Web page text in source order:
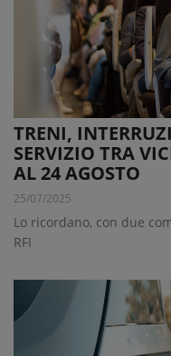
TRENI,
SERVIZIO TRA
AL 24 AGOSTO
25/07/2025
Lo ricordano, con due
RFI